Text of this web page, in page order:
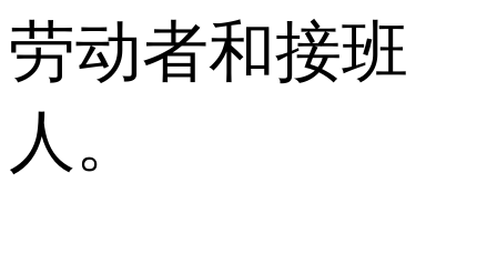
劳动者和接班
人。